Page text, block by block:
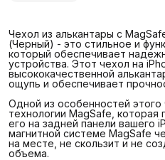
Чехол из алькантары с
(Черный) - это стильное и
который обеспечивает
устройства. Этот чехол на
высококачественной
ощупь и обеспечивает
Одной из особенностей этого
технологии MagSafe, которая
его на задней панели вашего
магнитной системе MagSafe
на месте, не скользит и не
объема.